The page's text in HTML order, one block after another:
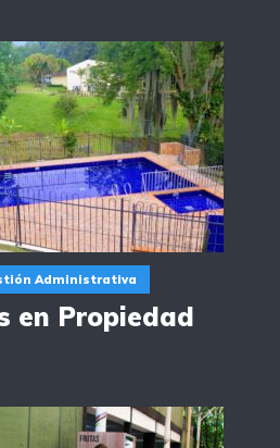
Administrativa
en Propiedad